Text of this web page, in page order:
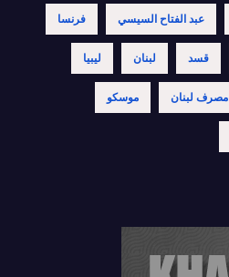
عبد الفتاح السيسي فرنسا
قسد لبنان ليبيا
مصرف لبنان موسكو